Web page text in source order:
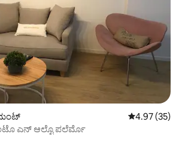
5 ರಲ್ಲಿ 4.97
4.97 (35)
ಎನ್ ಆಲ್ಟೊ ಪಲೆರ್ಮೊ